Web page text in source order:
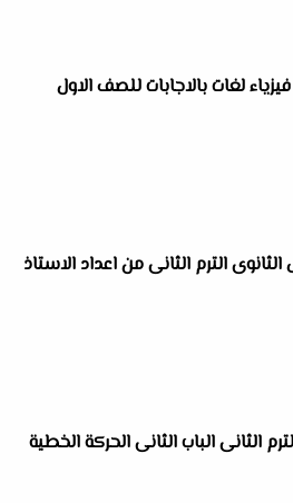
لغات بالاجابات للصف الاول
الترم الثانى من اعداد الاستاذ
الثانى الباب الثانى الحركة الخطية